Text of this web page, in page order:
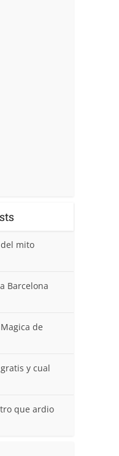
mito
Barcelona
de
y cual
que ardio